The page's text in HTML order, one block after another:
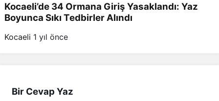
Kocaeli’de 34 Ormana Giriş Yasaklandı: Yaz
Boyunca Sıkı Tedbirler Alındı
Kocaeli 1 yıl önce
Bir Cevap Yaz